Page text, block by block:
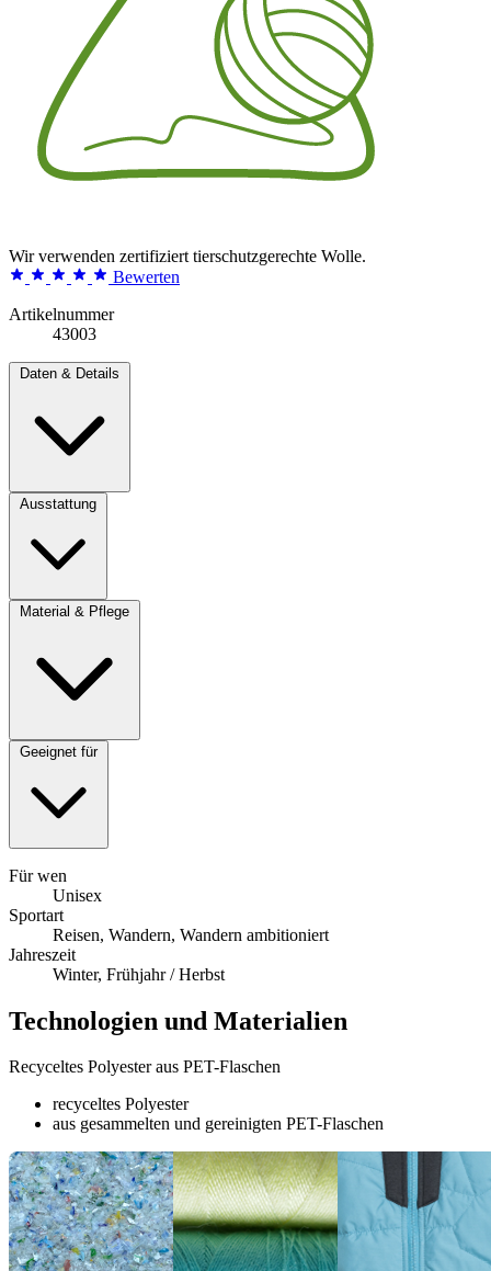
Wir verwenden zertifiziert tierschutzgerechte Wolle.
Bewerten
Artikelnummer
43003
Daten & Details
Ausstattung
Material & Pflege
Geeignet für
Für wen
Unisex
Sportart
Reisen, Wandern, Wandern ambitioniert
Jahreszeit
Winter, Frühjahr / Herbst
Technologien und Materialien
Recyceltes Polyester aus PET-Flaschen
recyceltes Polyester
aus gesammelten und gereinigten PET-Flaschen